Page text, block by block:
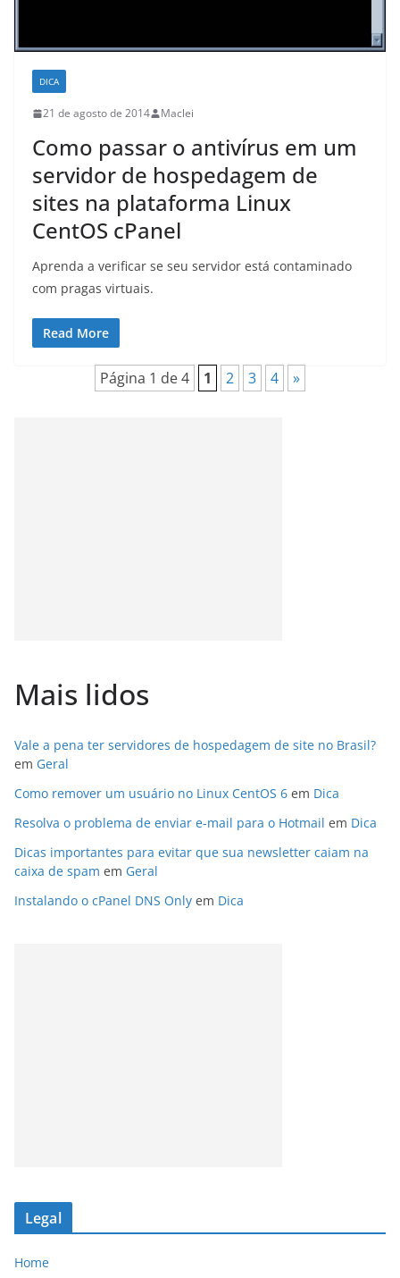
DICA
21 de agosto de 2014 Maclei
Como passar o antivírus em um
servidor de hospedagem de
sites na plataforma Linux
CentOS cPanel
Aprenda a verificar se seu servidor está contaminado
com pragas virtuais.
Read More
Página 1 de 4 1 2 3 4 »
Mais lidos
Vale a pena ter servidores de hospedagem de site no Brasil?
em Geral
Como remover um usuário no Linux CentOS 6 em Dica
Resolva o problema de enviar e-mail para o Hotmail em Dica
Dicas importantes para evitar que sua newsletter caiam na
caixa de spam em Geral
Instalando o cPanel DNS Only em Dica
Legal
Home